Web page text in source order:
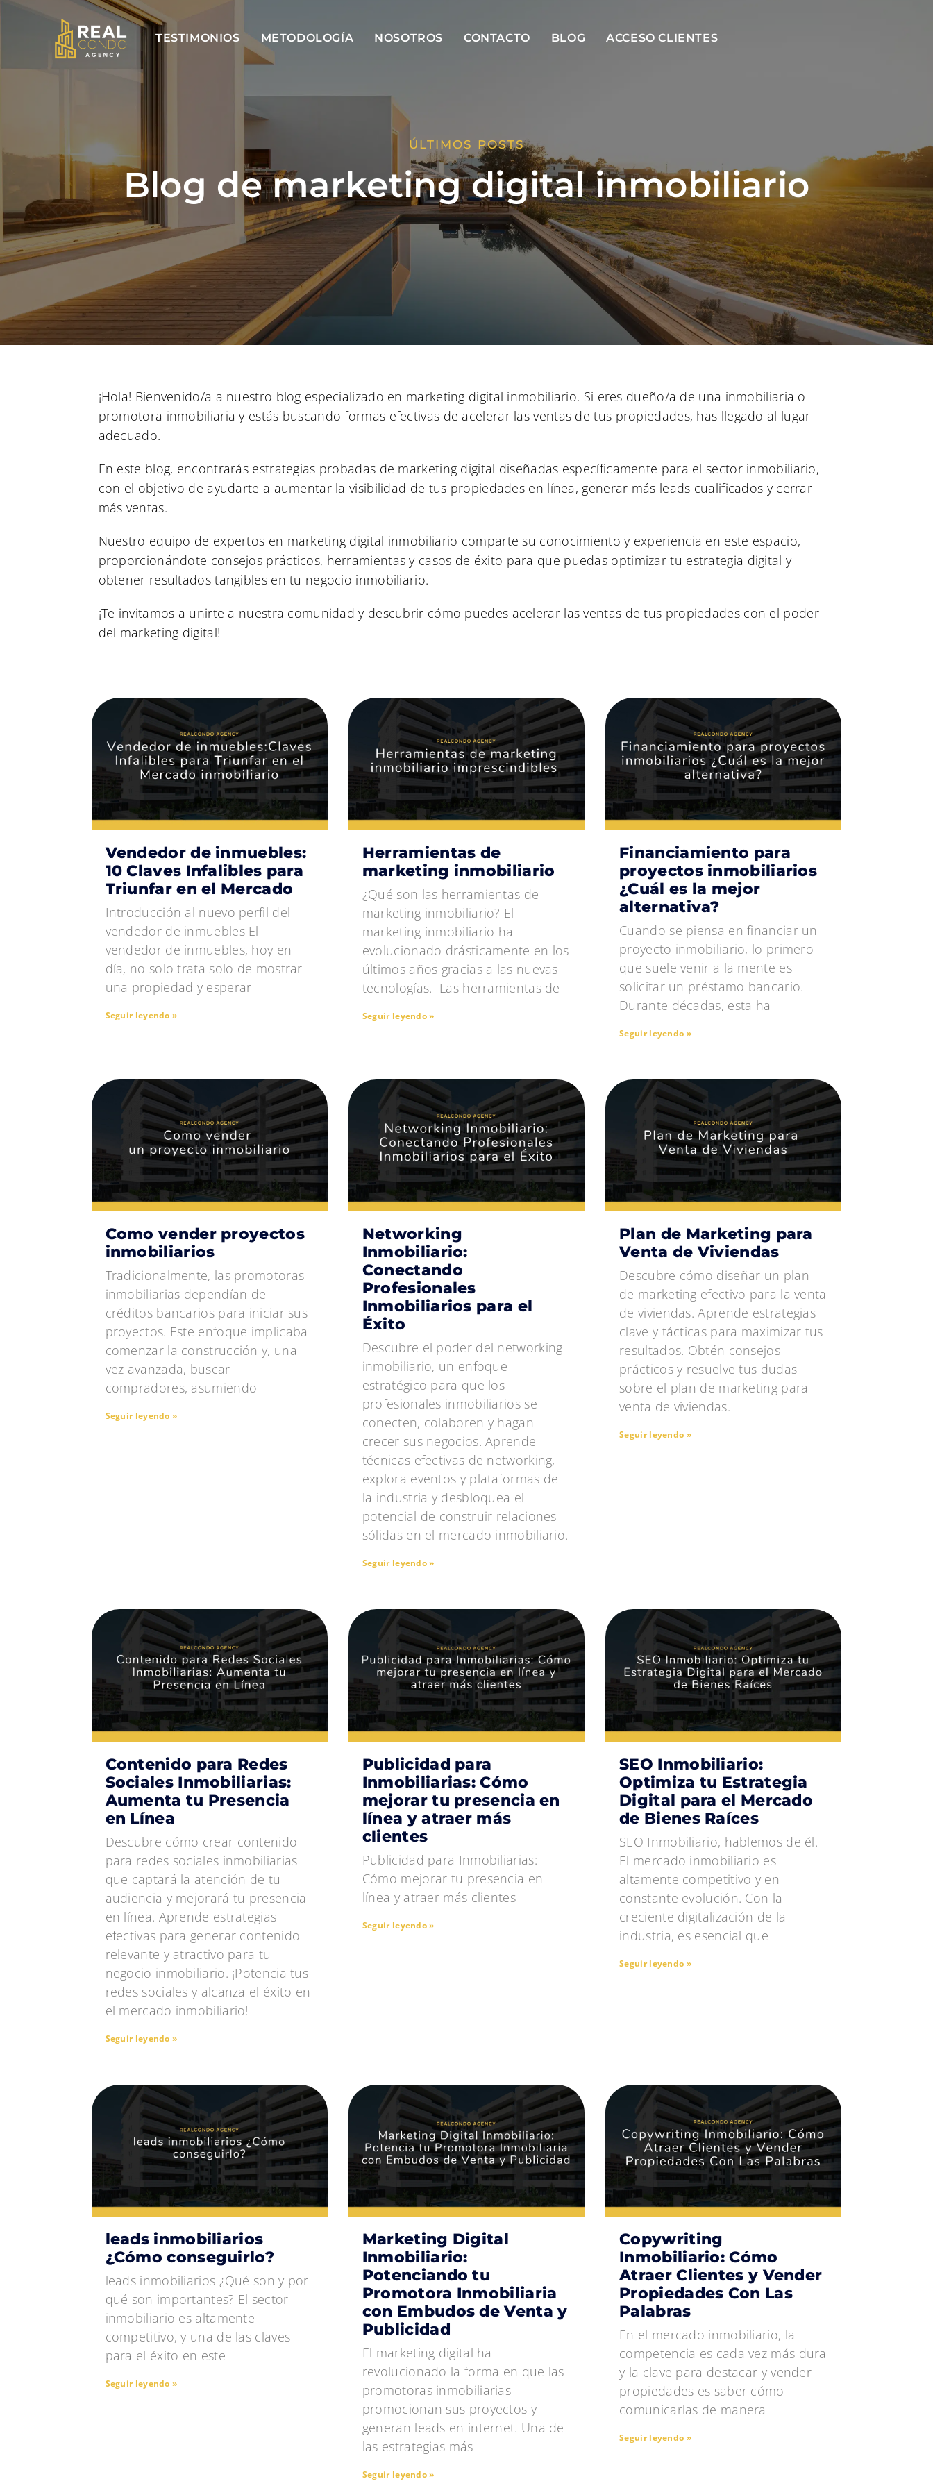
TESTIMONIOS METODOLOGÍA NOSOTROS CONTACTO BLOG ACCESO CLIENTES
ÚLTIMOS POSTS
Blog de marketing digital inmobiliario
¡Hola! Bienvenido/a a nuestro blog especializado en marketing digital inmobiliario. Si eres dueño/a de una inmobiliaria o
promotora inmobiliaria y estás buscando formas efectivas de acelerar las ventas de tus propiedades, has llegado al lugar
adecuado.
En este blog, encontrarás estrategias probadas de marketing digital diseñadas específicamente para el sector inmobiliario,
con el objetivo de ayudarte a aumentar la visibilidad de tus propiedades en línea, generar más leads cualificados y cerrar
más ventas.
Nuestro equipo de expertos en marketing digital inmobiliario comparte su conocimiento y experiencia en este espacio,
proporcionándote consejos prácticos, herramientas y casos de éxito para que puedas optimizar tu estrategia digital y
obtener resultados tangibles en tu negocio inmobiliario.
¡Te invitamos a unirte a nuestra comunidad y descubrir cómo puedes acelerar las ventas de tus propiedades con el poder
del marketing digital!
Vendedor de inmuebles:
10 Claves Infalibles para
Triunfar en el Mercado
Introducción al nuevo perfil del
vendedor de inmuebles El
vendedor de inmuebles, hoy en
día, no solo trata solo de mostrar
una propiedad y esperar
Seguir leyendo »
Herramientas de
marketing inmobiliario
¿Qué son las herramientas de
marketing inmobiliario? El
marketing inmobiliario ha
evolucionado drásticamente en los
últimos años gracias a las nuevas
tecnologías. Las herramientas de
Seguir leyendo »
Financiamiento para
proyectos inmobiliarios
¿Cuál es la mejor
alternativa?
Cuando se piensa en financiar un
proyecto inmobiliario, lo primero
que suele venir a la mente es
solicitar un préstamo bancario.
Durante décadas, esta ha
Seguir leyendo »
Como vender proyectos
inmobiliarios
Tradicionalmente, las promotoras
inmobiliarias dependían de
créditos bancarios para iniciar sus
proyectos. Este enfoque implicaba
comenzar la construcción y, una
vez avanzada, buscar
compradores, asumiendo
Seguir leyendo »
Networking
Inmobiliario:
Conectando
Profesionales
Inmobiliarios para el
Éxito
Descubre el poder del networking
inmobiliario, un enfoque
estratégico para que los
profesionales inmobiliarios se
conecten, colaboren y hagan
crecer sus negocios. Aprende
técnicas efectivas de networking,
explora eventos y plataformas de
la industria y desbloquea el
potencial de construir relaciones
sólidas en el mercado inmobiliario.
Seguir leyendo »
Plan de Marketing para
Venta de Viviendas
Descubre cómo diseñar un plan
de marketing efectivo para la venta
de viviendas. Aprende estrategias
clave y tácticas para maximizar tus
resultados. Obtén consejos
prácticos y resuelve tus dudas
sobre el plan de marketing para
venta de viviendas.
Seguir leyendo »
Contenido para Redes
Sociales Inmobiliarias:
Aumenta tu Presencia
en Línea
Descubre cómo crear contenido
para redes sociales inmobiliarias
que captará la atención de tu
audiencia y mejorará tu presencia
en línea. Aprende estrategias
efectivas para generar contenido
relevante y atractivo para tu
negocio inmobiliario. ¡Potencia tus
redes sociales y alcanza el éxito en
el mercado inmobiliario!
Seguir leyendo »
Publicidad para
Inmobiliarias: Cómo
mejorar tu presencia en
línea y atraer más
clientes
Publicidad para Inmobiliarias:
Cómo mejorar tu presencia en
línea y atraer más clientes
Seguir leyendo »
SEO Inmobiliario:
Optimiza tu Estrategia
Digital para el Mercado
de Bienes Raíces
SEO Inmobiliario, hablemos de él.
El mercado inmobiliario es
altamente competitivo y en
constante evolución. Con la
creciente digitalización de la
industria, es esencial que
Seguir leyendo »
leads inmobiliarios
¿Cómo conseguirlo?
leads inmobiliarios ¿Qué son y por
qué son importantes? El sector
inmobiliario es altamente
competitivo, y una de las claves
para el éxito en este
Seguir leyendo »
Marketing Digital
Inmobiliario:
Potenciando tu
Promotora Inmobiliaria
con Embudos de Venta y
Publicidad
El marketing digital ha
revolucionado la forma en que las
promotoras inmobiliarias
promocionan sus proyectos y
generan leads en internet. Una de
las estrategias más
Seguir leyendo »
Copywriting
Inmobiliario: Cómo
Atraer Clientes y Vender
Propiedades Con Las
Palabras
En el mercado inmobiliario, la
competencia es cada vez más dura
y la clave para destacar y vender
propiedades es saber cómo
comunicarlas de manera
Seguir leyendo »